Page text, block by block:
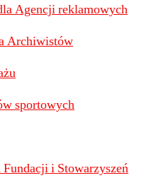
Agencji reklamowych
Archiwistów
sportowych
i Stowarzyszeń